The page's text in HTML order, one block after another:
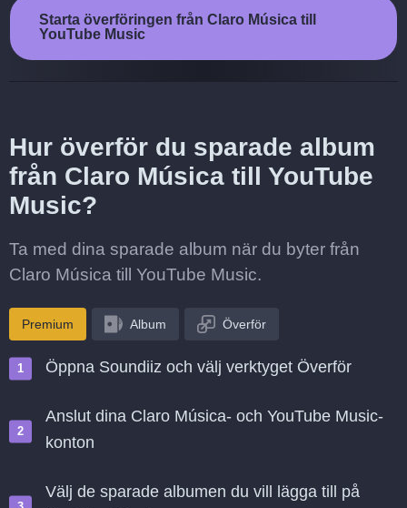
Starta överföringen från Claro Música till
YouTube Music
Hur överför du sparade album
från Claro Música till YouTube
Music?
Ta med dina sparade album när du byter från
Claro Música till YouTube Music.
Premium Album Överför
Öppna Soundiiz och välj verktyget Överför
Anslut dina Claro Música- och YouTube Music-
konton
Välj de sparade albumen du vill lägga till på